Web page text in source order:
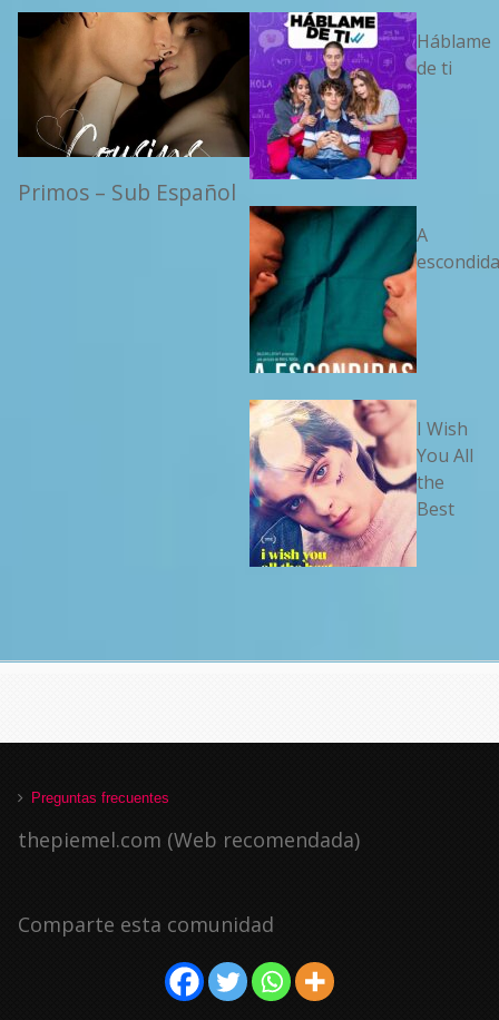
Primos – Sub Español
Háblame
de ti
A
I Wish
You All
the
Best
Preguntas frecuentes
thepiemel.com (Web recomendada)
Comparte esta comunidad